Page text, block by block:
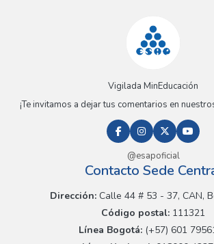
Vigilada MinEducación
¡Te invitamos a dejar tus comentarios en
@esapoficial
Contacto Sede
Dirección:Calle 44 # 53 - 37, CAN,
Código postal: 111321
Línea Bogotá:(+57) 601